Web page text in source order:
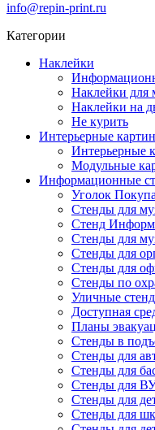
info@repin-print.ru
Категории
Наклейки
Наклейки для
Наклейки на
Не курить
Интерьерные
Интерьерные
Модульные
Информационные
Уголок
Стенды для
Стенд
Стенды для
Стенды для
Стенды для
Стенды по
Уличные
Доступная
Планы
Стенды в
Стенды для
Стенды для
Стенды для
Стенды для
Стенды для